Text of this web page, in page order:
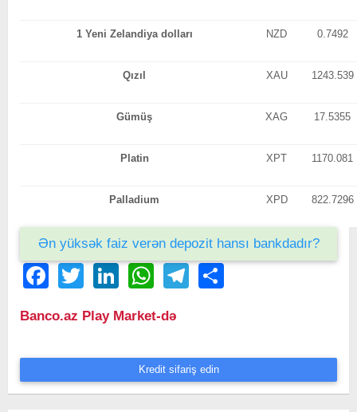
1 Yeni Zelandiya dolları NZD 0.7492
Qızıl XAU 1243.539
Gümüş XAG 17.5355
Platin XPT 1170.081
Palladium XPD 822.7296
Ən yüksək faiz verən depozit hansı bankdadır?
FacebookTwitter LinkedIn WhatsAppTelegram
Banco.az Play Market-də
Kredit sifariş edin